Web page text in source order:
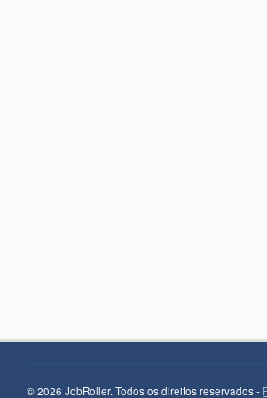
© 2026 JobRoller. Todos os direitos reservados -